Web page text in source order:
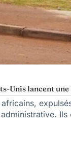
Unis lancent
Ils